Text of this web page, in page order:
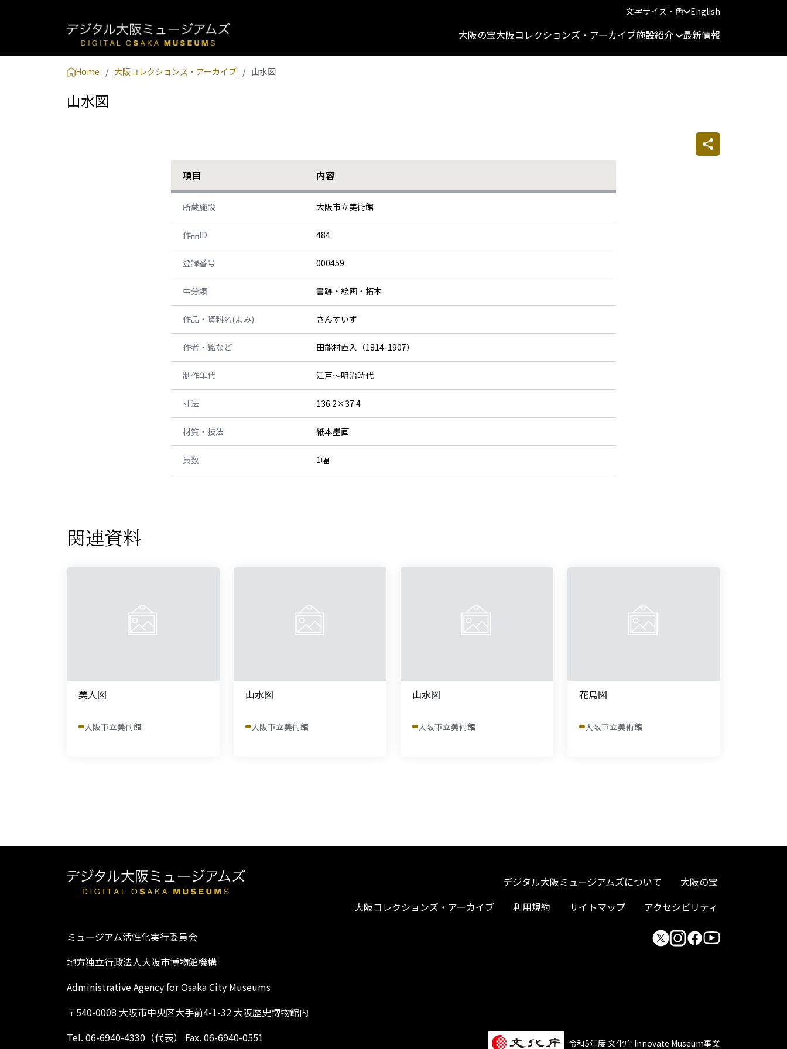
文字サイズ・色 English
大阪の宝大阪コレクションズ・アーカイブ施設紹介 最新情報
Home 大阪コレクションズ・アーカイブ 山水図
山水図
項目 内容
所蔵施設 大阪市立美術館
作品ID 484
登録番号 000459
中分類 書跡・絵画・拓本
作品・資料名(よみ) さんすいず
作者・銘など 田能村直入（1814-1907）
制作年代 江戸～明治時代
寸法 136.2×37.4
材質・技法 紙本墨画
員数 1幅
関連資料
美人図
大阪市立美術館
山水図
大阪市立美術館
山水図
大阪市立美術館
花鳥図
大阪市立美術館
デジタル大阪ミュージアムズについて
大阪の宝
大阪コレクションズ・アーカイブ
利用規約 サイトマップ アクセシビリティ
ミュージアム活性化実行委員会
地方独立行政法人大阪市博物館機構
Administrative Agency for Osaka City Museums
〒540-0008 大阪市中央区大手前4-1-32 大阪歴史博物館内
Tel. 06-6940-4330（代表） Fax. 06-6940-0551
令和5年度 文化庁 Innovate Museum事業